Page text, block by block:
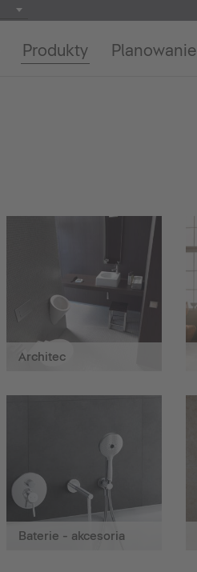
Produkty Planowanie
Architec
Baterie - akcesoria